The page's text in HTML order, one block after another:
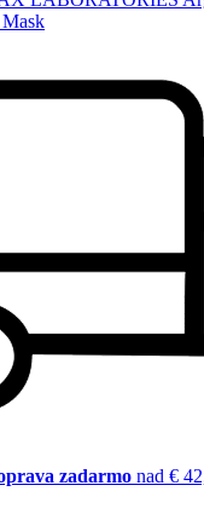
zadarmo nad €